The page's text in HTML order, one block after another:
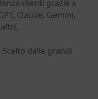
clienti grazie a
Claude, Gemini,
dalle grandi